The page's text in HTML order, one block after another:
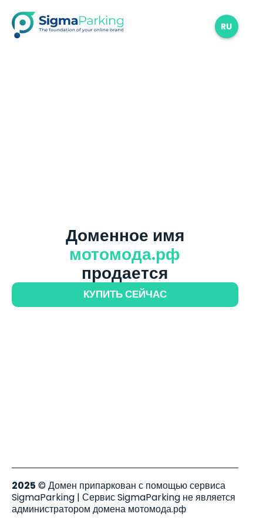
RU
Доменное имя
мотомода.рф
продается
КУПИТЬ СЕЙЧАС
2025 © Домен припаркован с помощью сервиса
SigmaParking | Сервис SigmaParking не является
администратором домена мотомода.рф